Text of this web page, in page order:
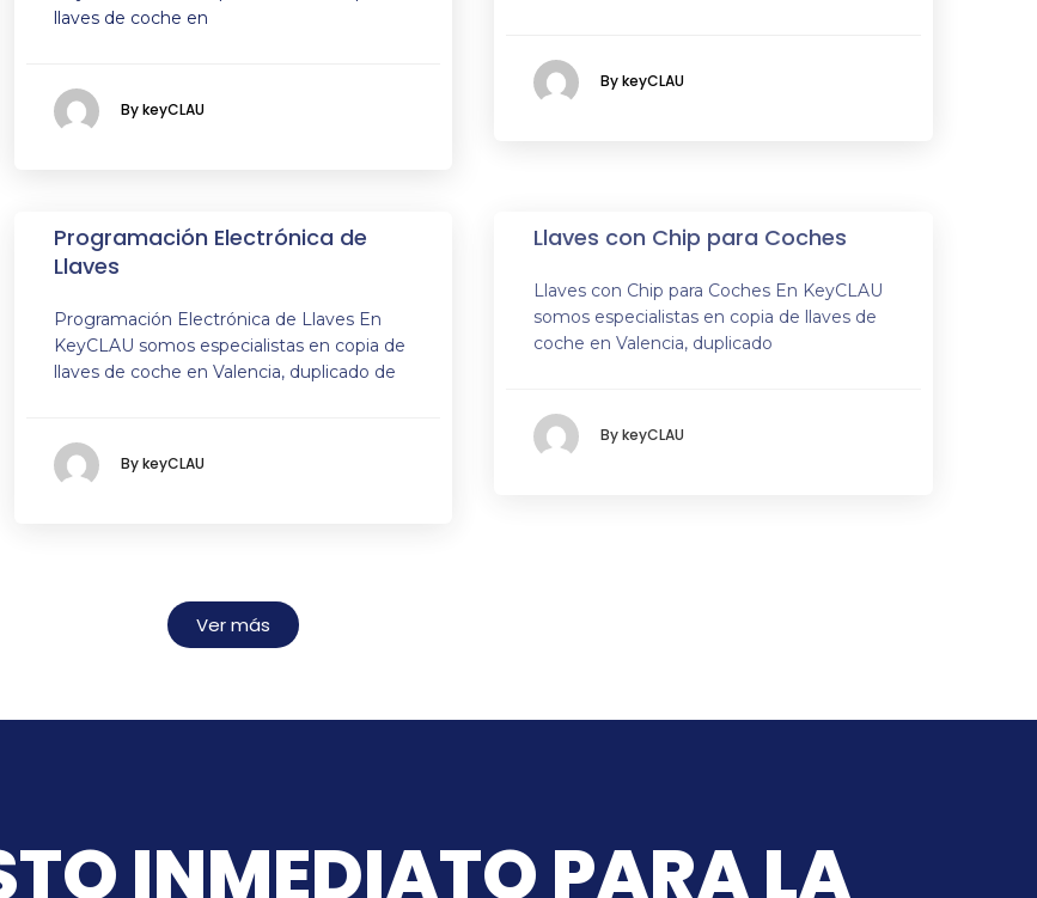
llaves de coche en
By keyCLAU
By keyCLAU
Programación Electrónica de
Llaves
Programación Electrónica de Llaves En
KeyCLAU somos especialistas en copia de
llaves de coche en Valencia, duplicado de
By keyCLAU
Llaves con Chip para Coches
Llaves con Chip para Coches En KeyCLAU
somos especialistas en copia de llaves de
coche en Valencia, duplicado
By keyCLAU
Ver más
INMEDIATO PARA LA